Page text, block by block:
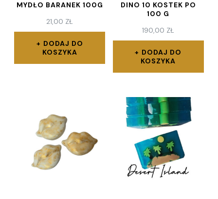
MYDŁO BARANEK 100G
21,00 ZŁ
DODAJ DO
KOSZYKA
DINO 10 KOSTEK PO
100 G
190,00 ZŁ
DODAJ DO
KOSZYKA